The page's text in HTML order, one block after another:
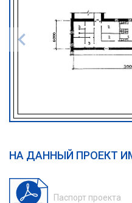
НА ДАННЫЙ ПРОЕКТ
Паспорт проекта